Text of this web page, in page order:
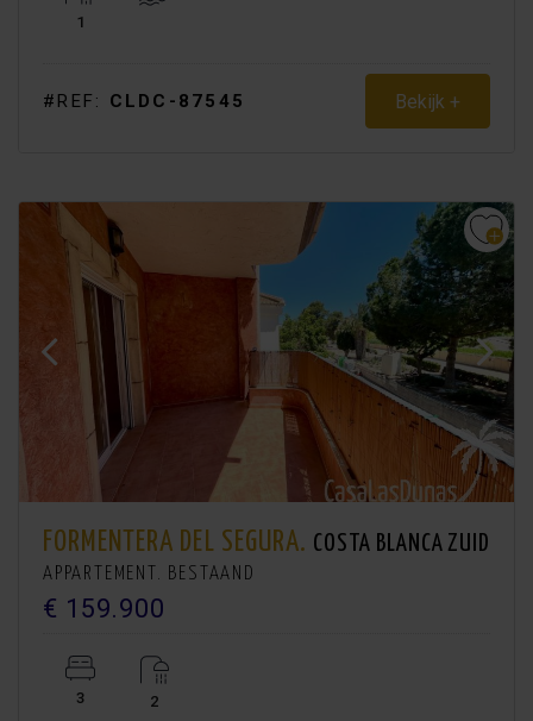
1
#REF: CLDC-87545 Bekijk +
FORMENTERA DEL SEGURA. COSTA BLANCA ZUID
APPARTEMENT. BESTAAND
€ 159.900
3 2